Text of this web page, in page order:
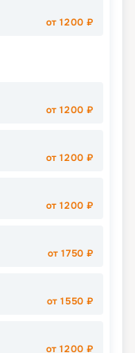
от1200 ₽
от1200 ₽
от1200 ₽
от1200 ₽
от1750 ₽
от1550 ₽
от1200 ₽